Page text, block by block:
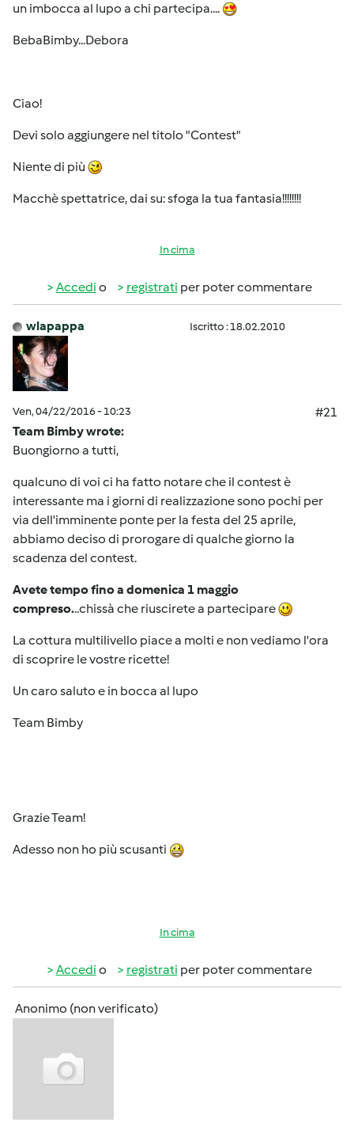
un imbocca al lupo a chi partecipa....
BebaBimby...Debora
Ciao!
Devi solo aggiungere nel titolo "Contest"
Niente di più
Macchè spettatrice, dai su: sfoga la tua fantasia!!!!!!!!
In cima
Accedi o registrati per poter commentare
wlapappa Iscritto : 18.02.2010
Ven, 04/22/2016 - 10:23
#21
Team Bimby wrote:
Buongiorno a tutti,
qualcuno di voi ci ha fatto notare che il contest è
interessante ma i giorni di realizzazione sono pochi per
via dell'imminente ponte per la festa del 25 aprile,
abbiamo deciso di prorogare di qualche giorno la
scadenza del contest.
Avete tempo fino a domenica 1 maggio
compreso...chissà che riuscirete a partecipare
La cottura multilivello piace a molti e non vediamo l'ora
di scoprire le vostre ricette!
Un caro saluto e in bocca al lupo
Team Bimby
Grazie Team!
Adesso non ho più scusanti
In cima
Accedi o registrati per poter commentare
Anonimo (non verificato)